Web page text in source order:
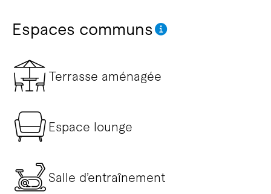
Espaces communs
Terrasse aménagée
Espace lounge
Salle d’entraînement